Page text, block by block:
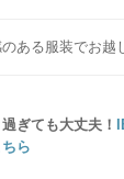
ある服装でお越
ぎても大丈夫！
ら